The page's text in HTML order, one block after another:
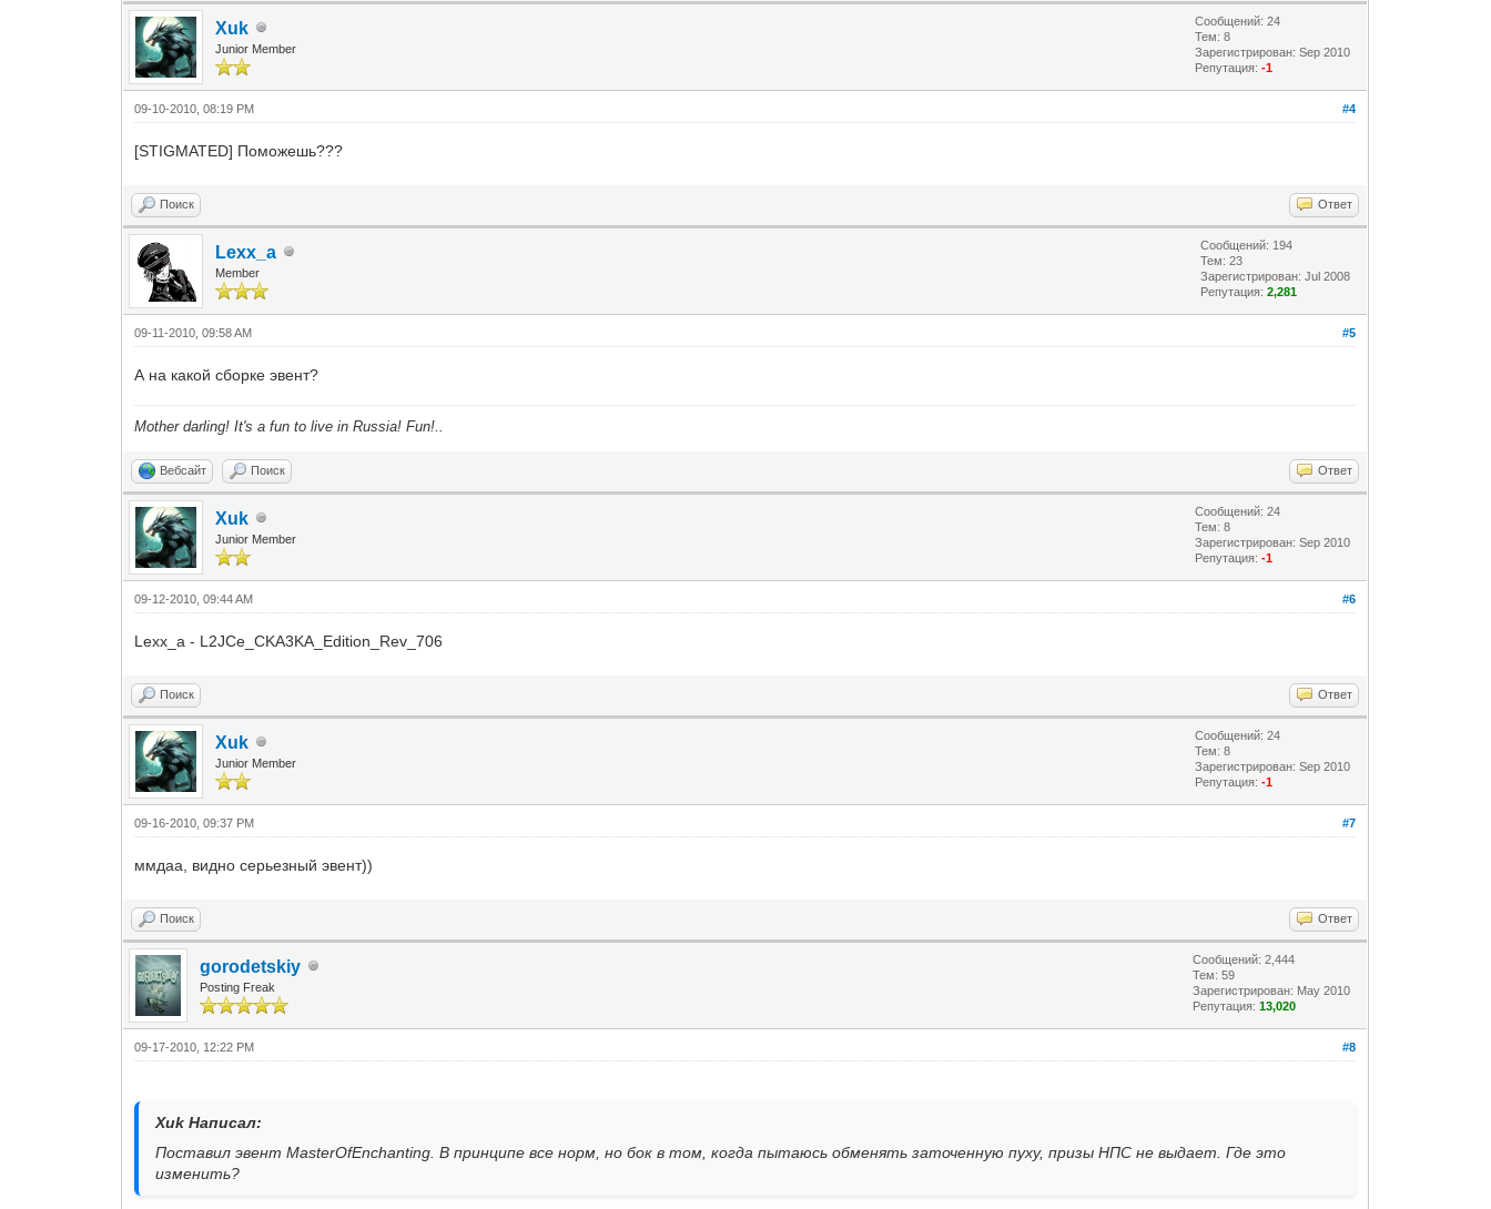
Xuk
Junior Member
Сообщений: 24
Тем: 8
Зарегистрирован: Sep 2010
Репутация:-1
#4
09-10-2010, 08:19 PM
[STIGMATED] Поможешь???
Поиск Ответ
Lexx_a
Member
Сообщений: 194
Тем: 23
Зарегистрирован: Jul 2008
Репутация:2,281
#5
09-11-2010, 09:58 AM
А на какой сборке эвент?
Mother darling! It's a fun to live in Russia! Fun!..
Вебсайт Поиск Ответ
Xuk
Junior Member
Сообщений: 24
Тем: 8
Зарегистрирован: Sep 2010
Репутация:-1
#6
09-12-2010, 09:44 AM
Lexx_a - L2JCe_CKA3KA_Edition_Rev_706
Поиск Ответ
Xuk
Junior Member
Сообщений: 24
Тем: 8
Зарегистрирован: Sep 2010
Репутация:-1
#7
09-16-2010, 09:37 PM
ммдаа, видно серьезный эвент))
Поиск Ответ
gorodetskiy
Posting Freak
Сообщений: 2,444
Тем: 59
Зарегистрирован: May 2010
Репутация:13,020
#8
09-17-2010, 12:22 PM
Xuk Написал:
Поставил эвент MasterOfEnchanting. В принципе все норм, но бок в том, когда пытаюсь обменять заточенную пуху, призы НПС не выдает. Где это
изменить?